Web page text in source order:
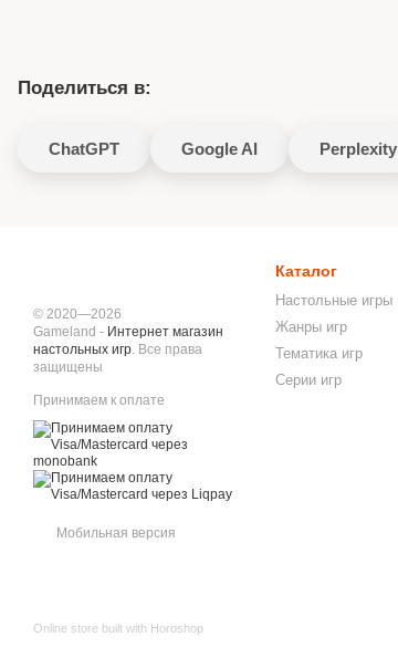
Поделиться в:
ChatGPT Google AI Perplexity
© 2020—2026
Gameland - Интернет магазин
настольных игр. Все права
защищены
Принимаем к оплате
Мобильная версия
Online store built with Horoshop
Каталог
Настольные игры
Жанры игр
Тематика игр
Серии игр